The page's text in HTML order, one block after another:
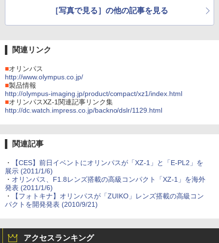
［写真で見る］の他の記事を見る
関連リンク
■オリンパス
http://www.olympus.co.jp/
■製品情報
http://olympus-imaging.jp/product/compact/xz1/index.html
■オリンパスXZ-1関連記事リンク集
http://dc.watch.impress.co.jp/backno/dslr/1129.html
関連記事
・
【CES】前日イベントにオリンパスが「XZ-1」と「E-PL2」を
展示 (2011/1/6)
・ オリンパス、F1.8レンズ搭載の高級コンパクト「XZ-1」を海外
発表 (2011/1/6)
・
【フォトキナ】オリンパスが「ZUIKO」レンズ搭載の高級コン
パクトを開発発表 (2010/9/21)
アクセスランキング